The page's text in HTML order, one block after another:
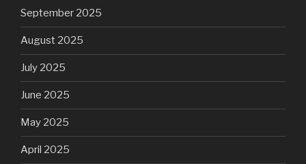
September 2025
August 2025
July 2025
June 2025
May 2025
April 2025